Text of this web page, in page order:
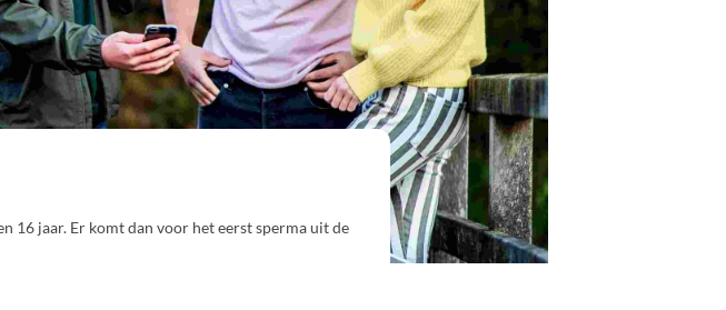
16 jaar. Er komt dan voor het eerst sperma uit de